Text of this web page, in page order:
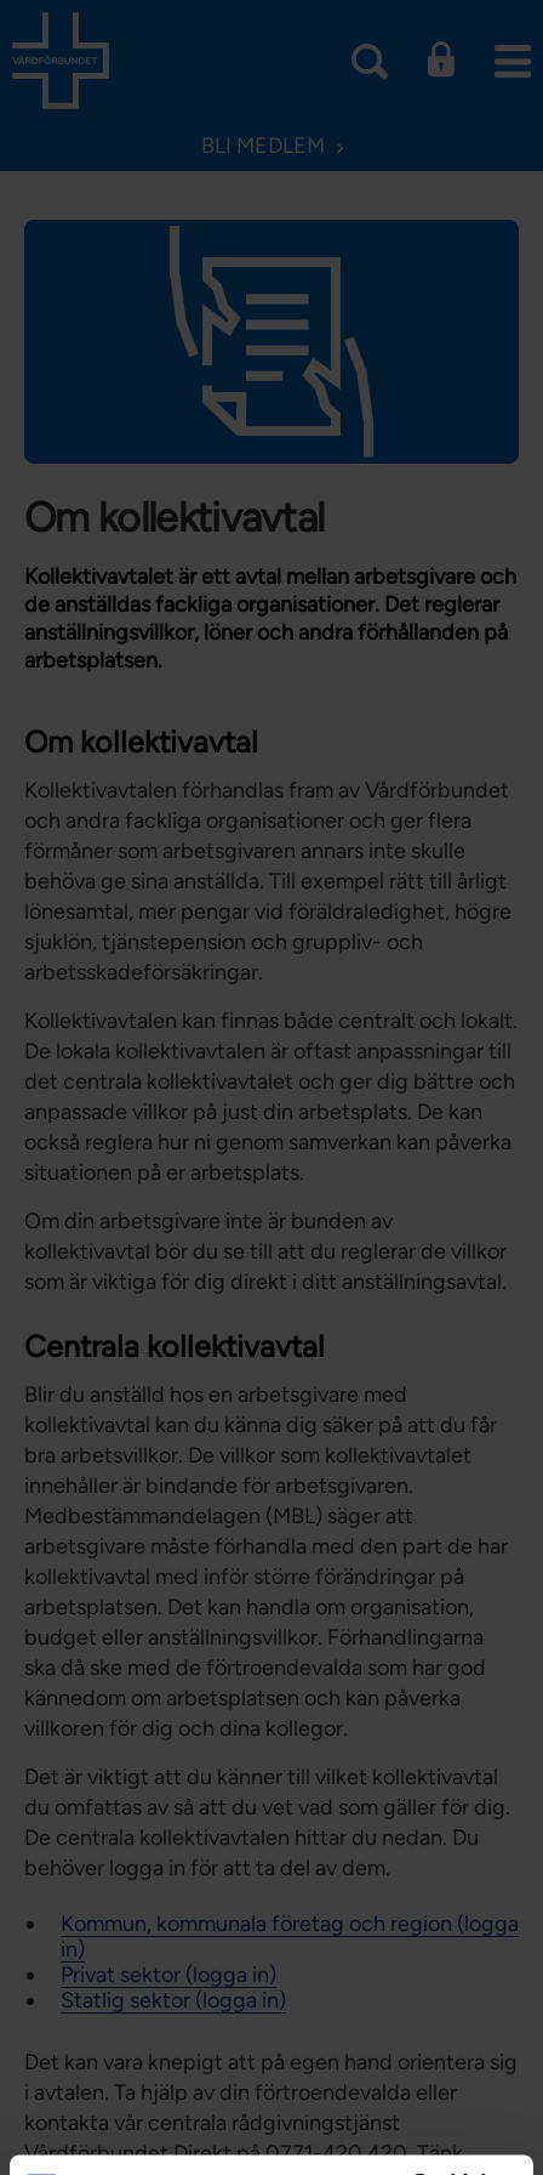
BLI MEDLEM
Om kollektivavtal
Kollektivavtalet är ett avtal mellan arbetsgivare och
de anställdas fackliga organisationer. Det reglerar
anställningsvillkor, löner och andra förhållanden på
arbetsplatsen.
Om kollektivavtal
Kollektivavtalen förhandlas fram av Vårdförbundet
och andra fackliga organisationer och ger flera
förmåner som arbetsgivaren annars inte skulle
behöva ge sina anställda. Till exempel rätt till årligt
lönesamtal, mer pengar vid föräldraledighet, högre
sjuklön, tjänstepension och gruppliv- och
arbetsskadeförsäkringar.
Kollektivavtalen kan finnas både centralt och lokalt.
De lokala kollektivavtalen är oftast anpassningar till
det centrala kollektivavtalet och ger dig bättre och
anpassade villkor på just din arbetsplats. De kan
också reglera hur ni genom samverkan kan påverka
situationen på er arbetsplats.
Om din arbetsgivare inte är bunden av
kollektivavtal bör du se till att du reglerar de villkor
som är viktiga för dig direkt i ditt anställningsavtal.
Centrala kollektivavtal
Blir du anställd hos en arbetsgivare med
kollektivavtal kan du känna dig säker på att du får
bra arbetsvillkor. De villkor som kollektivavtalet
innehåller är bindande för arbetsgivaren.
Medbestämmandelagen (MBL) säger att
arbetsgivare måste förhandla med den part de har
kollektivavtal med inför större förändringar på
arbetsplatsen. Det kan handla om organisation,
budget eller anställningsvillkor. Förhandlingarna
ska då ske med de förtroendevalda som har god
kännedom om arbetsplatsen och kan påverka
villkoren för dig och dina kollegor.
Det är viktigt att du känner till vilket kollektivavtal
du omfattas av så att du vet vad som gäller för dig.
De centrala kollektivavtalen hittar du nedan. Du
behöver logga in för att ta del av dem.
Kommun, kommunala företag och region (logga
in)
Privat sektor (logga in)
Statlig sektor (logga in)
Det kan vara knepigt att på egen hand orientera sig
i avtalen. Ta hjälp av din förtroendevalda eller
kontakta vår centrala rådgivningstjänst
Vårdförbundet Direkt på 0771-420 420. Tänk